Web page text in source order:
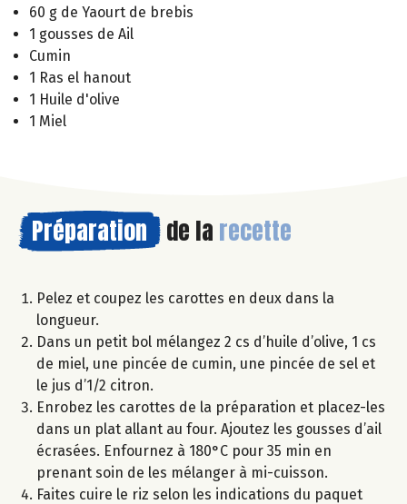
60 g de Yaourt de brebis
1 gousses de Ail
Cumin
1 Ras el hanout
1 Huile d'olive
1 Miel
Préparation de la recette
Pelez et coupez les carottes en deux dans la
longueur.
Dans un petit bol mélangez 2 cs d’huile d’olive, 1 cs
de miel, une pincée de cumin, une pincée de sel et
le jus d’1/2 citron.
Enrobez les carottes de la préparation et placez-les
dans un plat allant au four. Ajoutez les gousses d’ail
écrasées. Enfournez à 180°C pour 35 min en
prenant soin de les mélanger à mi-cuisson.
Faites cuire le riz selon les indications du paquet